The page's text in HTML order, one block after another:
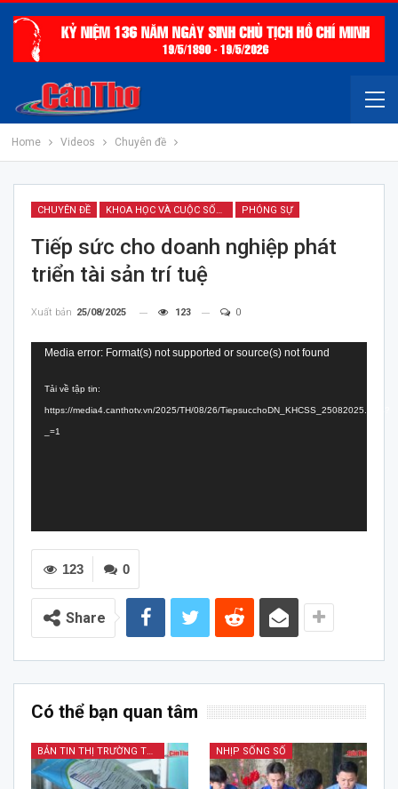
Home Videos Chuyên đề
CHUYÊN ĐỀ KHOA HỌC VÀ CUỘC SỐNG SỐ PHÓNG SỰ
Tiếp sức cho doanh nghiệp phát
triển tài sản trí tuệ
Xuất bản 25/08/2025 123 0
Trình
Video
Media error: Format(s) not supported or source(s) not found
Tải về tập tin:
https://media4.canthotv.vn/2025/TH/08/26/TiepsucchoDN_KHCSS_25082025.mp4?
_=1
0
123
Share
Có thể bạn quan tâm
BẢN TIN THỊ TRƯỜNG TÀI CHÍNH KINH DOANH NHỊP SỐNG SỐ